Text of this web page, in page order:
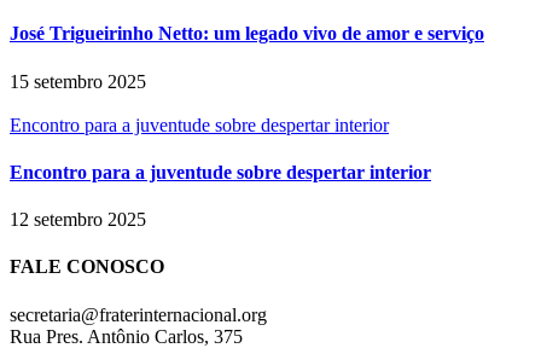
José Trigueirinho Netto: um legado vivo de amor e serviço
15 setembro 2025
Encontro para a juventude sobre despertar interior
Encontro para a juventude sobre despertar interior
12 setembro 2025
FALE CONOSCO
secretaria@fraterinternacional.org
Rua Pres. Antônio Carlos, 375